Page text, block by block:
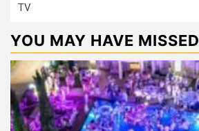
TV
YOU MAY HAVE MISSED